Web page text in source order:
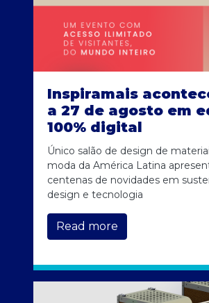
Inspiramais
a 27 de agosto em
100% digital
Único salão de design de
moda da América Latina
centenas de novidades em
design e tecnologia
Read more